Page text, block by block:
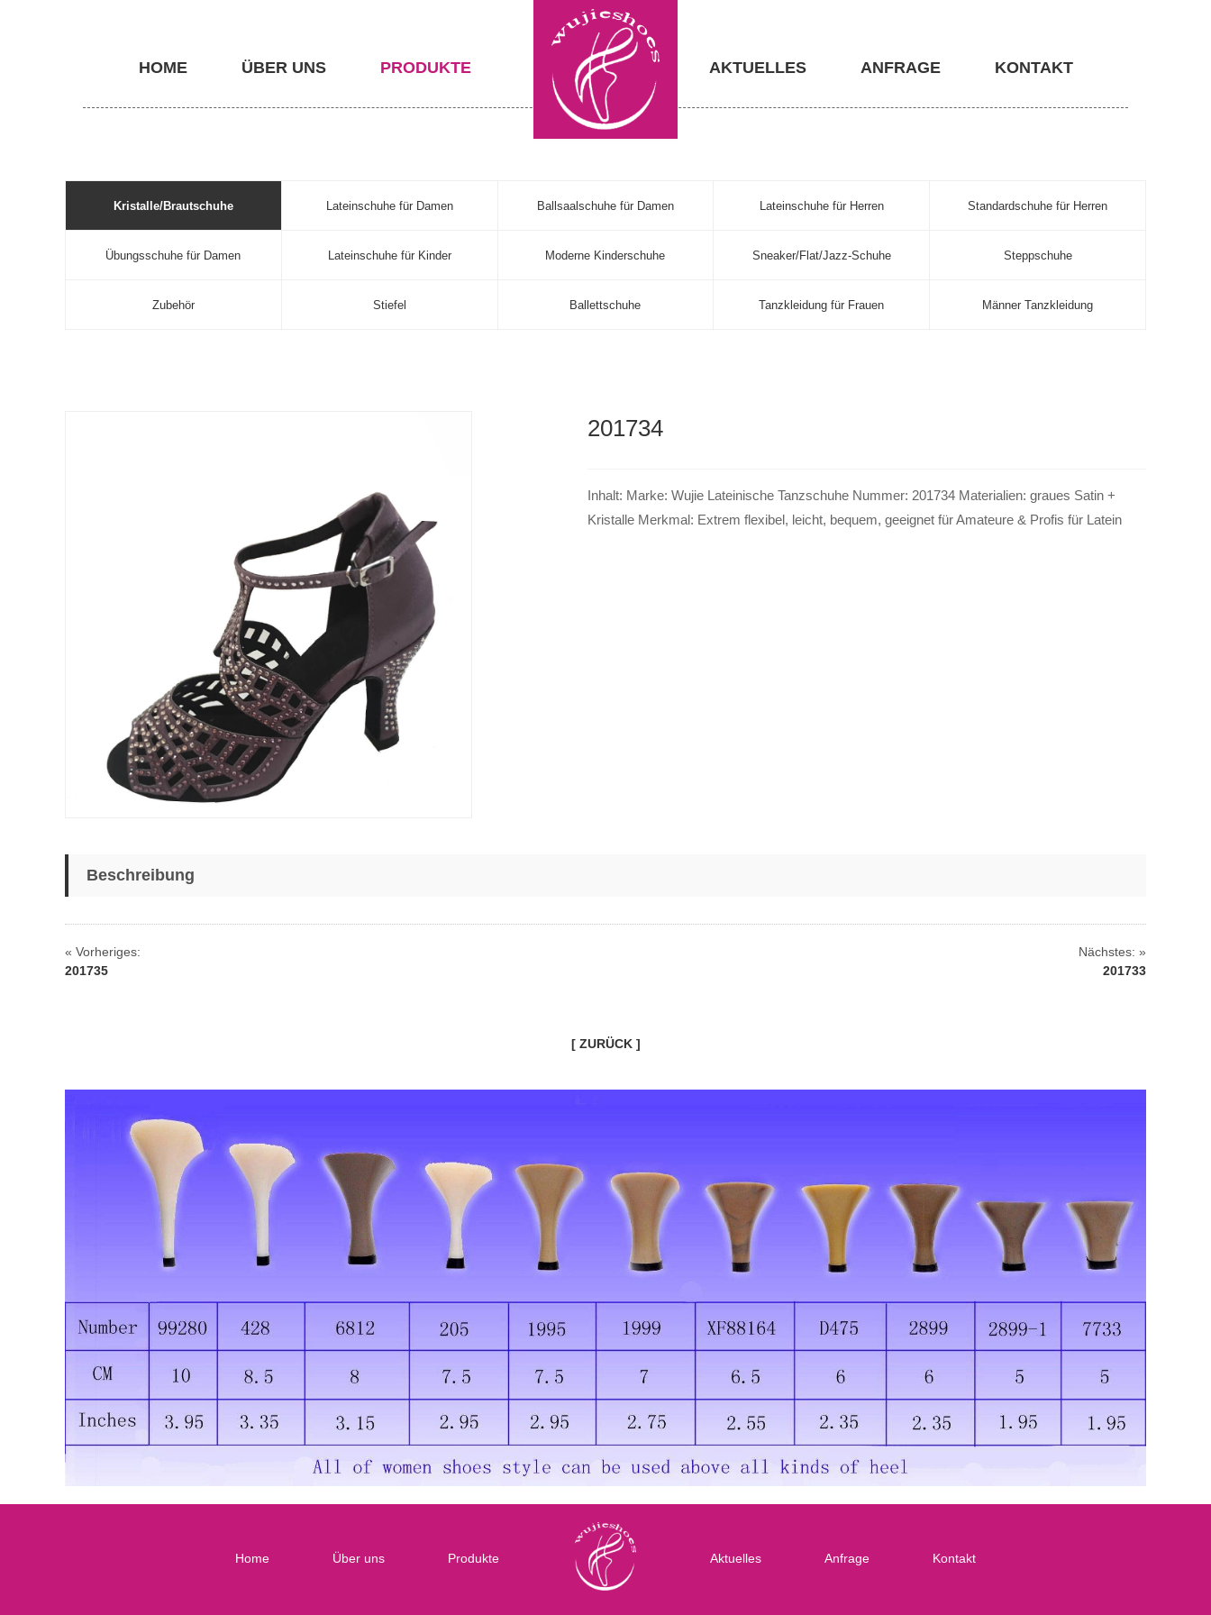
HOME ÜBER UNS PRODUKTE AKTUELLES ANFRAGE KONTAKT
Kristalle/Brautschuhe Lateinschuhe für Damen Ballsaalschuhe für Damen Lateinschuhe für Herren Standardschuhe für Herren
Übungsschuhe für Damen Lateinschuhe für Kinder Moderne Kinderschuhe Sneaker/Flat/Jazz-Schuhe Steppschuhe
Zubehör Stiefel Ballettschuhe Tanzkleidung für Frauen Männer Tanzkleidung
201734
Inhalt: Marke: Wujie Lateinische Tanzschuhe Nummer: 201734 Materialien: graues Satin +
Kristalle Merkmal: Extrem flexibel, leicht, bequem, geeignet für Amateure & Profis für Latein
Beschreibung
« Vorheriges:
201735
Nächstes: »
201733
[ ZURÜCK ]
Home Über uns Produkte Aktuelles Anfrage Kontakt